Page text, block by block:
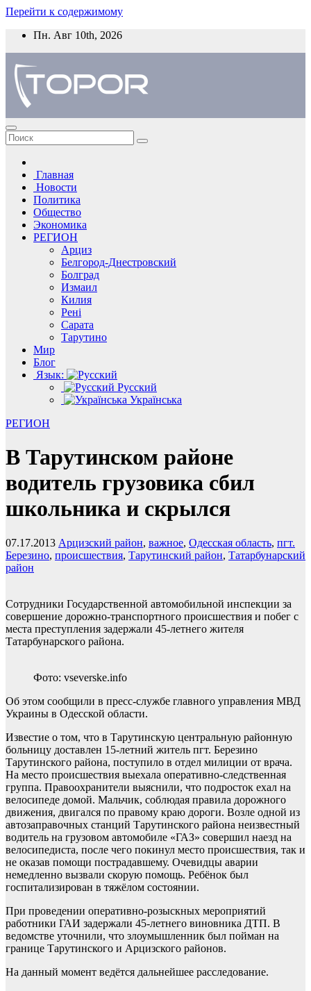
Перейти к содержимому
Пн. Авг 10th, 2026
Главная
Новости
Политика
Общество
Экономика
РЕГИОН
Арциз
Белгород-Днестровский
Болград
Измаил
Килия
Рені
Сарата
Тарутино
Мир
Блог
Язык:
Русский
Українська
РЕГИОН
В Тарутинском районе
водитель грузовика сбил
школьника и скрылся
07.17.2013 Арцизский район, важное, Одесская область, пгт.
Березино, происшествия, Тарутинский район, Татарбунарский
район
Сотрудники Государственной автомобильной инспекции за
совершение дорожно-транспортного происшествия и побег с
места преступления задержали 45-летнего жителя
Татарбунарского района.
Фото: vseverske.info
Об этом сообщили в пресс-службе главного управления МВД
Украины в Одесской области.
Известие о том, что в Тарутинскую центральную районную
больницу доставлен 15-летний житель пгт. Березино
Тарутинского района, поступило в отдел милиции от врача.
На место происшествия выехала оперативно-следственная
группа. Правоохранители выяснили, что подросток ехал на
велосипеде домой. Мальчик, соблюдая правила дорожного
движения, двигался по правому краю дороги. Возле одной из
автозаправочных станций Тарутинского района неизвестный
водитель на грузовом автомобиле «ГАЗ» совершил наезд на
велосипедиста, после чего покинул место происшествия, так и
не оказав помощи пострадавшему. Очевидцы аварии
немедленно вызвали скорую помощь. Ребёнок был
госпитализирован в тяжёлом состоянии.
При проведении оперативно-розыскных мероприятий
работники ГАИ задержали 45-летнего виновника ДТП. В
ведомстве уточнили, что злоумышленник был пойман на
границе Тарутинского и Арцизского районов.
На данный момент ведётся дальнейшее расследование.